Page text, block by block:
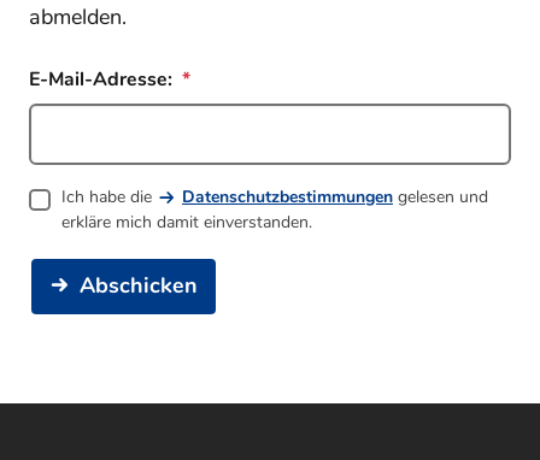
abmelden.
E-Mail-Adresse:
Ich habe die Datenschutzbestimmungen gelesen und
erkläre mich damit einverstanden.
Abschicken